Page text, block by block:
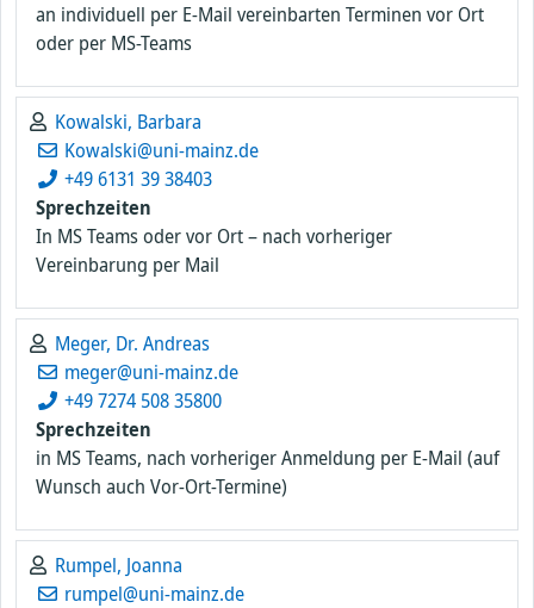
an individuell per E-Mail vereinbarten Terminen vor Ort
oder per MS-Teams
Kowalski, Barbara
Kowalski@uni-mainz.de
+49 6131 39 38403
Sprechzeiten
In MS Teams oder vor Ort – nach vorheriger
Vereinbarung per Mail
Meger, Dr. Andreas
meger@uni-mainz.de
+49 7274 508 35800
Sprechzeiten
in MS Teams, nach vorheriger Anmeldung per E-Mail (auf
Wunsch auch Vor-Ort-Termine)
Rumpel, Joanna
rumpel@uni-mainz.de